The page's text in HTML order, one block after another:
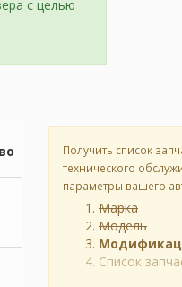
с целью
Получить список
технического
параметры вашего
Марка
Модель
Список